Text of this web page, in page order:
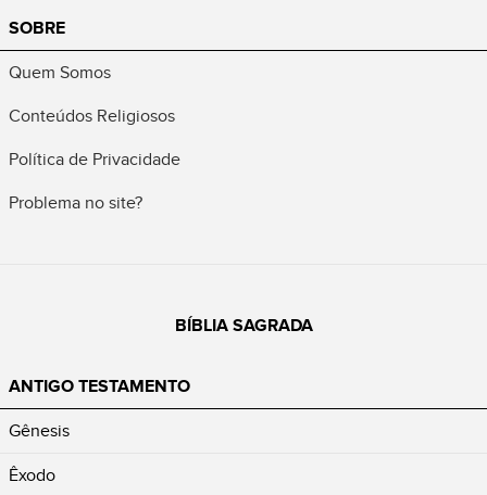
SOBRE
Quem Somos
Conteúdos Religiosos
Política de Privacidade
Problema no site?
BÍBLIA SAGRADA
ANTIGO TESTAMENTO
Gênesis
Êxodo